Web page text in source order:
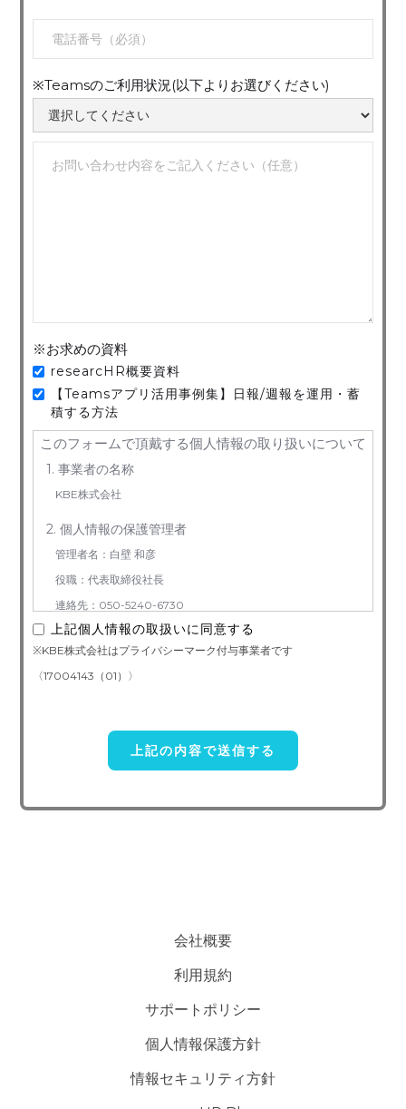
※Teamsのご利用状況(以下よりお選びください)
※お求めの資料
researcHR概要資料
【Teamsアプリ活用事例集】日報/週報を運用・蓄
積する方法
このフォームで頂戴する個人情報の取り扱いについて
1. 事業者の名称
KBE株式会社
2. 個人情報の保護管理者
管理者名：白壁 和彦
役職：代表取締役社長
連絡先：050-5240-6730
3. お預かりする個人情報の利用目的
に委託することがあります。この場合、個人情報 保護水準の高い委
託先を選定し、個人 情報の適正管理・機密保持についての契約を交
わせ窓口に申し出ることができます。その際、当社はお客様ご本人を
TEL：050-5240-6730
E-mail：contact@researchr.work
上記個人情報の取扱いに同意する
※KBE株式会社はプライバシーマーク付与事業者です
〈17004143（01）〉
会社概要
利用規約
サポートポリシー
個人情報保護方針
情報セキュリティ方針